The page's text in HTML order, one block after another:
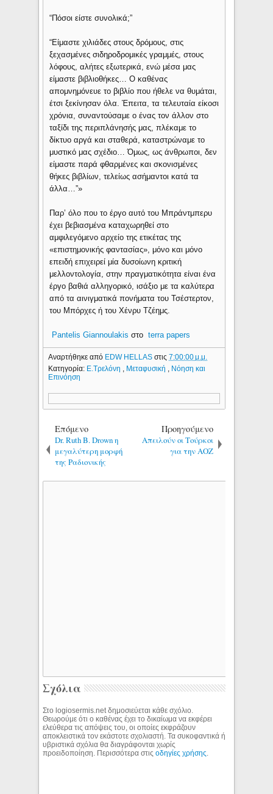
“Πόσοι είστε συνολικά;”
“Είμαστε χιλιάδες στους δρόμους, στις
ξεχασμένες σιδηροδρομικές γραμμές, στους
λόφους, αλήτες εξωτερικά, ενώ μέσα μας
είμαστε βιβλιοθήκες… Ο καθένας
απομνημόνευε το βιβλίο που ήθελε να θυμάται,
έτσι ξεκίνησαν όλα. Έπειτα, τα τελευταία είκοσι
χρόνια, συναντούσαμε ο ένας τον άλλον στο
ταξίδι της περιπλάνησής μας, πλέκαμε το
δίκτυο αργά και σταθερά, καταστρώναμε το
μυστικό μας σχέδιο… Όμως, ως άνθρωποι, δεν
είμαστε παρά φθαρμένες και σκονισμένες
θήκες βιβλίων, τελείως ασήμαντοι κατά τα
άλλα…”»
Παρ’ όλο που το έργο αυτό του Μπράντμπερυ
έχει βεβιασμένα καταχωρηθεί στο
αμφιλεγόμενο αρχείο της ετικέτας της
«επιστημονικής φαντασίας», μόνο και μόνο
επειδή επιχειρεί μία δυσοίωνη κριτική
μελλοντολογία, στην πραγματικότητα είναι ένα
έργο βαθιά αλληγορικό, ισάξιο με τα καλύτερα
από τα αινιγματικά πονήματα του Τσέστερτον,
του Μπόρχες ή του Χένρυ Τζέημς.
Pantelis Giannoulakis στο terra papers
Αναρτήθηκε από EDW HELLASστις7:00:00 μ.μ.
Κατηγορία: Ε.Τρελόνη Μεταφυσική
Νόηση και
Επινόηση
Επόμενο
Dr. Ruth B. Drown η
μεγαλύτερη μορφή
της Ραδιονικής
Προηγούμενο
Απειλούν οι Τούρκοι
για την ΑΟΖ
Σχόλια
Στο logiosermis.net δημοσιεύεται κάθε σχόλιο.
Θεωρούμε ότι ο καθένας έχει το δικαίωμα να εκφέρει
ελεύθερα τις απόψεις του, οι οποίες εκφράζουν
αποκλειστικά τον εκάστοτε σχολιαστή. Τα συκοφαντικά ή
υβριστικά σχόλια θα διαγράφονται χωρίς
προειδοποίηση. Περισσότερα στιςοδηγίες χρήσης